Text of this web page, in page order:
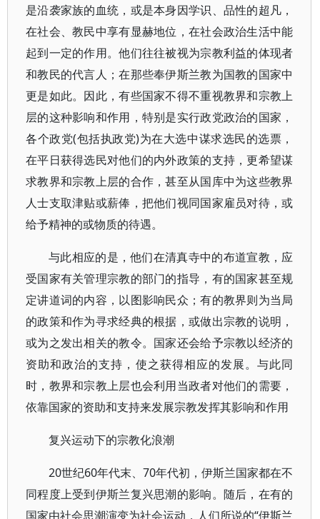
是沿袭家族的血统，或是本身因学识、品性的超凡，
在社会、教民中享有显赫地位，在社会政治生活中能
起到一定的作用。他们往往被视为宗教利益的体现者
和教民的代言人；在那些奉伊斯兰教为国教的国家中
更是如此。因此，有些国家不得不重视教界和宗教上
层的这种影响和作用，特别是实行政党政治的国家，
各个政党(包括执政党)为在大选中谋求选民的选票，
在平日获得选民对他们的内外政策的支持，更希望谋
求教界和宗教上层的合作，甚至从国库中为这些教界
人士支取津贴或薪俸，把他们视同国家雇员对待，或
给予精神的或物质的待遇。
与此相应的是，他们在清真寺中的布道宣教，应
受国家有关管理宗教的部门的指导，有的国家甚至规
定讲道词的内容，以图影响民众；有的教界则为当局
的政策和作为寻求经典的根据，或做出宗教的说明，
或为之发出相关的教令。国家还会给予宗教以经济的
资助和政治的支持，使之获得相应的发展。与此同
时，教界和宗教上层也会利用当政者对他们的需要，
依靠国家的资助和支持来发展宗教发挥其影响和作用
复兴运动下的宗教化浪潮
20世纪60年代末、70年代初，伊斯兰国家都在不
同程度上受到伊斯兰复兴思潮的影响。随后，在有的
国家由社会思潮演变为社会运动，人们所说的“伊斯兰